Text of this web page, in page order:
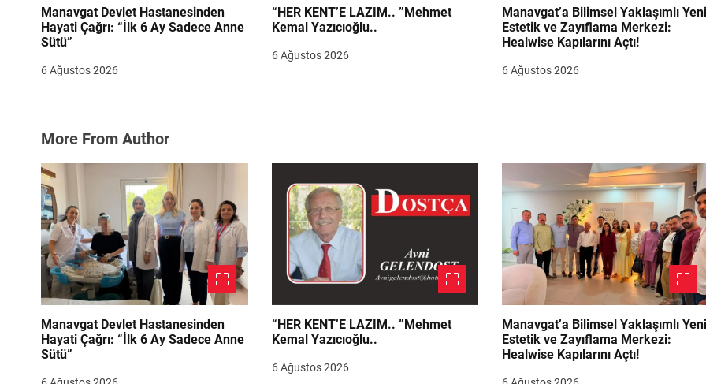
Manavgat Devlet Hastanesinden
Hayati Çağrı: “İlk 6 Ay Sadece Anne
Sütü”
6 Ağustos 2026
“HER KENT’E LAZIM.. ”Mehmet
Kemal Yazıcıoğlu..
6 Ağustos 2026
Manavgat’a Bilimsel Yaklaşımlı
Estetik ve Zayıflama Merkezi:
Healwise Kapılarını Açtı!
6 Ağustos 2026
More From Author
Manavgat Devlet Hastanesinden
Hayati Çağrı: “İlk 6 Ay Sadece Anne
Sütü”
“HER KENT’E LAZIM.. ”Mehmet
Kemal Yazıcıoğlu..
6 Ağustos 2026
Manavgat’a Bilimsel Yaklaşımlı
Estetik ve Zayıflama Merkezi:
Healwise Kapılarını Açtı!